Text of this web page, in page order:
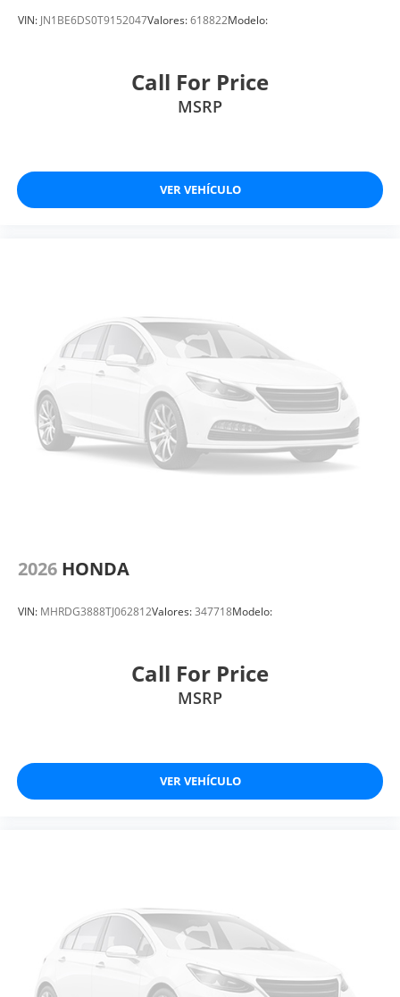
VIN: JN1BE6DS0T9152047Valores:618822Modelo:
Call For Price
MSRP
VER VEHÍCULO
2026 HONDA
VIN: MHRDG3888TJ062812Valores:347718Modelo:
Call For Price
MSRP
VER VEHÍCULO